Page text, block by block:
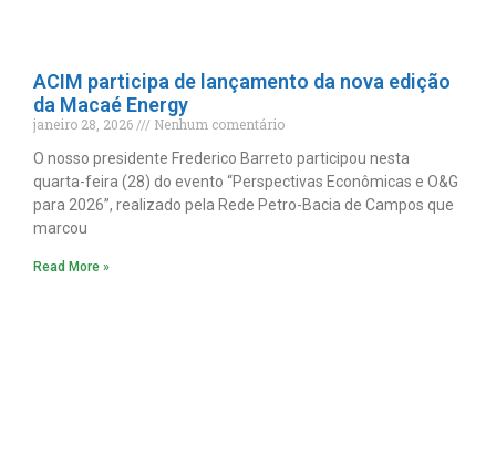
ACIM participa de lançamento da nova edição
da Macaé Energy
janeiro 28, 2026
Nenhum comentário
O nosso presidente Frederico Barreto participou nesta
quarta-feira (28) do evento “Perspectivas Econômicas e O&G
para 2026”, realizado pela Rede Petro-Bacia de Campos que
marcou
Read More »